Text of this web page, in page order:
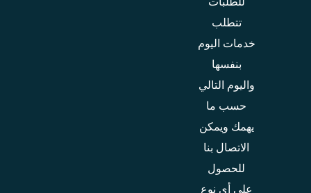
تتطلب
خدمات اليوم
بنفسها
واليوم التالي
حسب ما
يهمك ويمكن
الاتصال بنا
للحصول
على أي نوع